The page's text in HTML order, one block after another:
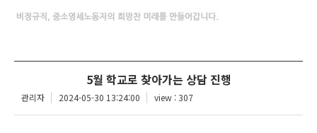
5월 학교로 찾아가는 상담 진행
관리자 2024-05-30 13:24:00 view : 307